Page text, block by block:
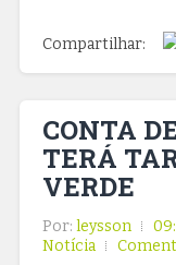
Compartilhar:
CONTA
TERÁ
VERDE
Por: leysson
Notícia